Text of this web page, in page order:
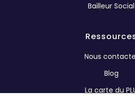
Bailleur Social
Nous
Blog
La carte du